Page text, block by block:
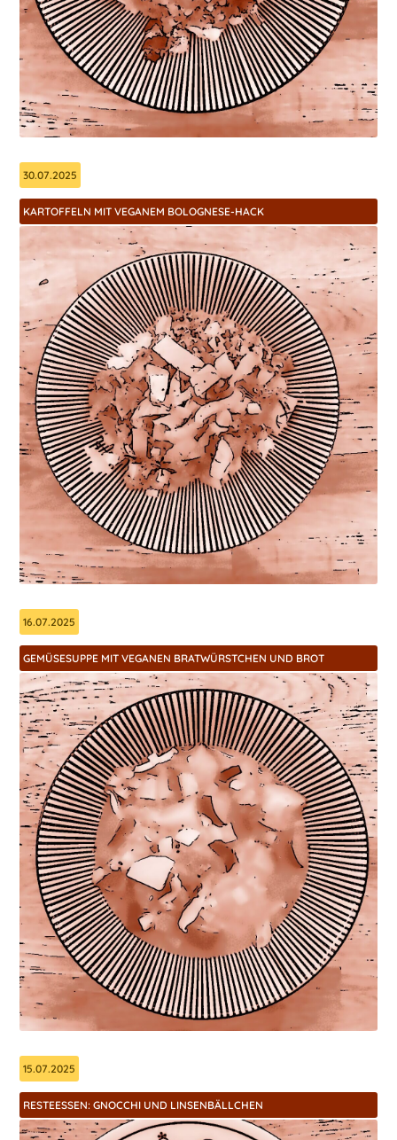
30.07.2025
KARTOFFELN MIT VEGANEM BOLOGNESE-HACK
16.07.2025
GEMÜSESUPPE MIT VEGANEN BRATWÜRSTCHEN UND BROT
15.07.2025
RESTEESSEN: GNOCCHI UND LINSENBÄLLCHEN